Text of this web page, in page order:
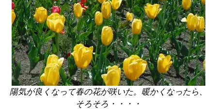
陽気が良くなって春の花が咲いた。暖かくなったら、
そろそろ・・・・